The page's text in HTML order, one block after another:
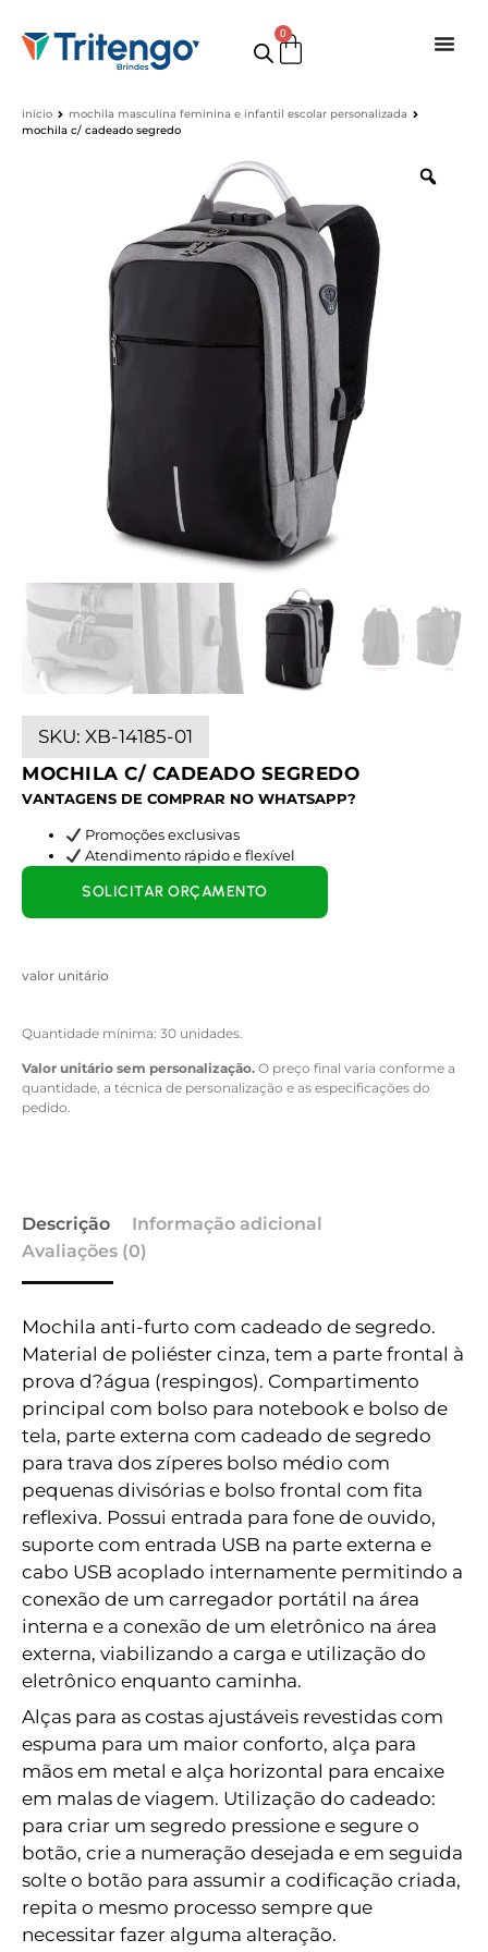
0
início
mochila masculina feminina e infantil escolar personalizada
mochila c/ cadeado segredo
SKU: XB-14185-01
MOCHILA C/ CADEADO SEGREDO
VANTAGENS DE COMPRAR NO WHATSAPP?
Promoções exclusivas
Atendimento rápido e flexível
valor unitário
Quantidade mínima: 30 unidades.
Valor unitário sem personalização. O preço final varia conforme a
quantidade, a técnica de personalização e as especificações do
pedido.
SOLICITAR ORÇAMENTO
Descrição
Informação adicional
Avaliações (0)
Mochila anti-furto com cadeado de segredo.
Material de poliéster cinza, tem a parte frontal à
prova d?água (respingos). Compartimento
principal com bolso para notebook e bolso de
tela, parte externa com cadeado de segredo
para trava dos zíperes bolso médio com
pequenas divisórias e bolso frontal com fita
reflexiva. Possui entrada para fone de ouvido,
suporte com entrada USB na parte externa e
cabo USB acoplado internamente permitindo a
conexão de um carregador portátil na área
interna e a conexão de um eletrônico na área
externa, viabilizando a carga e utilização do
eletrônico enquanto caminha.
Alças para as costas ajustáveis revestidas com
espuma para um maior conforto, alça para
mãos em metal e alça horizontal para encaixe
em malas de viagem. Utilização do cadeado:
para criar um segredo pressione e segure o
botão, crie a numeração desejada e em seguida
solte o botão para assumir a codificação criada,
repita o mesmo processo sempre que
necessitar fazer alguma alteração.